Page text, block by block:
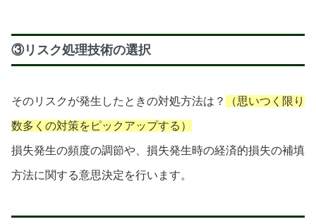
③リスク処理技術の選択
そのリスクが発生したときの対処方法は？ （思いつく限り
数多くの対策をピックアップする）
損失発生の頻度の調節や、損失発生時の経済的損失の補填
方法に関する意思決定を行います。